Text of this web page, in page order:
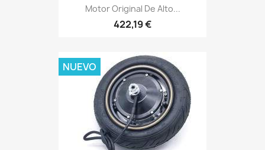
Motor Original De Alto...
422,19 €
NUEVO